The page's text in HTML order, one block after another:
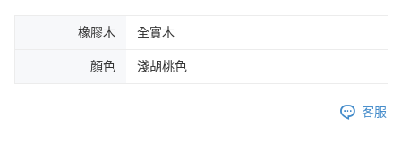
橡膠木 全實木
顏色 淺胡桃色
客服